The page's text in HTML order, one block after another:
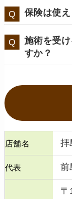
保険は使え
施術を受
すか？
店舗名 拝
代表 前
〒